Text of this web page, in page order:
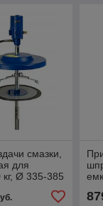
смазки,
для
Ø 335-385